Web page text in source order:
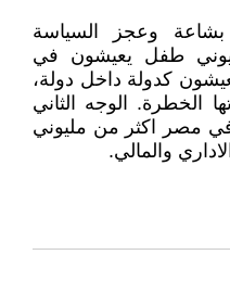
وعجز السياسة
طفل يعيشون في
كدولة داخل دولة،
الخطرة. الوجه الثاني
في مصر اكثر من مليوني
والمالي.